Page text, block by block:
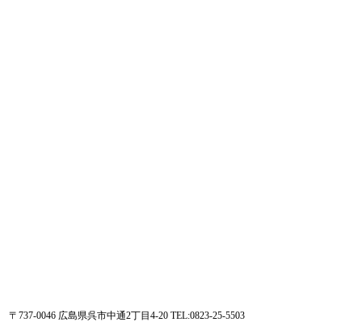
〒737-0046 広島県呉市中通2丁目4-20 TEL:0823-25-5503